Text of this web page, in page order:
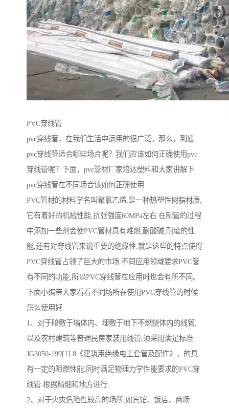
PVC穿线管
pvc穿线管，在我们生活中运用的很广泛，那么，到底
pvc穿线管适合哪些场合呢？我们应该如何正确使用pvc
穿线管呢？下面，pvc管材厂家培达塑料和大家讲解下
pvc穿线管在不同场合该如何正确使用
PVC管材的材料学名叫聚氯乙烯,是一种热塑性树脂材质,
它有着好的机械性能,抗张强度60MPa左右.在制管的过程
中添加一些剂会使PVC管材具有难燃,耐酸碱,耐磨的性
能,还有对穿线管来说重要的绝缘性.就是这些的特点使得
PVC穿线管占领了巨大的市场.不同应用领域要求PVC管
有不同的功能,所以PVC穿线管在应用时也会有所不同。
下面小编带大家看看不同场所在使用PVC穿线管的时候
怎么使用好
1、对于暗敷于墙体内、埋敷于地下不燃烧体内的线管,
以及农村建筑等普通民房家装用线管,须采用满足标准
JG3050-199[1] 8《建筑用绝缘电工套管及配件》，的具
有一定的阻燃性能,同时满足物理力学性能要求的PVC穿
线管.根据精细和地方进行.
2、对于火灾危险性较高的场所,如宾馆、饭店、商场